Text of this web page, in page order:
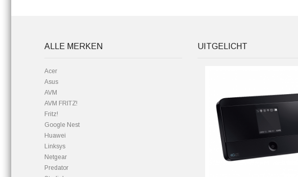
ALLE MERKEN
Acer
Asus
AVM
AVM FRITZ!
Fritz!
Google Nest
Huawei
Linksys
Netgear
Predator
UITGELICHT